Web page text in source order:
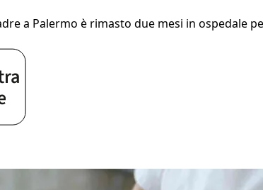
a Palermo è rimasto due mesi in ospedale